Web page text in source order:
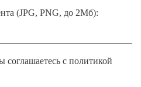
(JPG, PNG, до 2Мб):
с политикой